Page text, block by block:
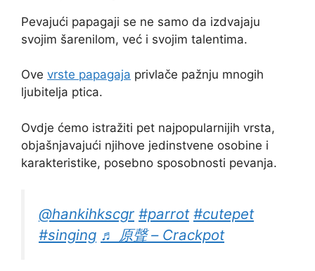
Pevajući papagaji se ne samo da izdvajaju
svojim šarenilom, već i svojim talentima.
Ove vrste papagaja privlače pažnju mnogih
ljubitelja ptica.
Ovdje ćemo istražiti pet najpopularnijih vrsta,
objašnjavajući njihove jedinstvene osobine i
karakteristike, posebno sposobnosti pevanja.
@hankihkscgr #parrot #cutepet
#singing ♬ 原聲 – Crackpot